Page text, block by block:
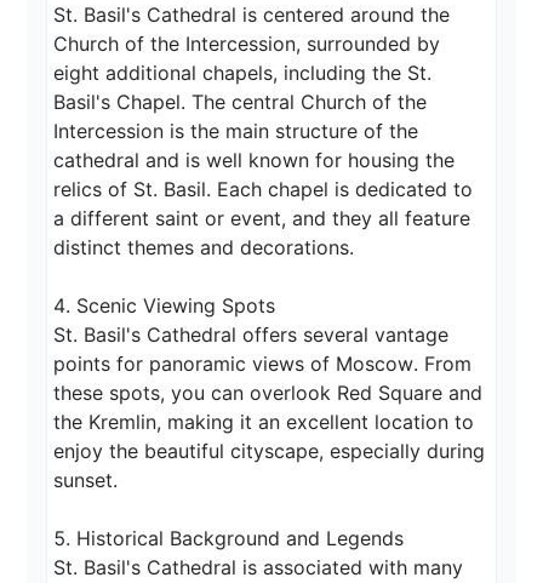
St. Basil's Cathedral is centered around the
Church of the Intercession, surrounded by
eight additional chapels, including the St.
Basil's Chapel. The central Church of the
Intercession is the main structure of the
cathedral and is well known for housing the
relics of St. Basil. Each chapel is dedicated to
a different saint or event, and they all feature
distinct themes and decorations.
4. Scenic Viewing Spots
St. Basil's Cathedral offers several vantage
points for panoramic views of Moscow. From
these spots, you can overlook Red Square and
the Kremlin, making it an excellent location to
enjoy the beautiful cityscape, especially during
sunset.
5. Historical Background and Legends
St. Basil's Cathedral is associated with many